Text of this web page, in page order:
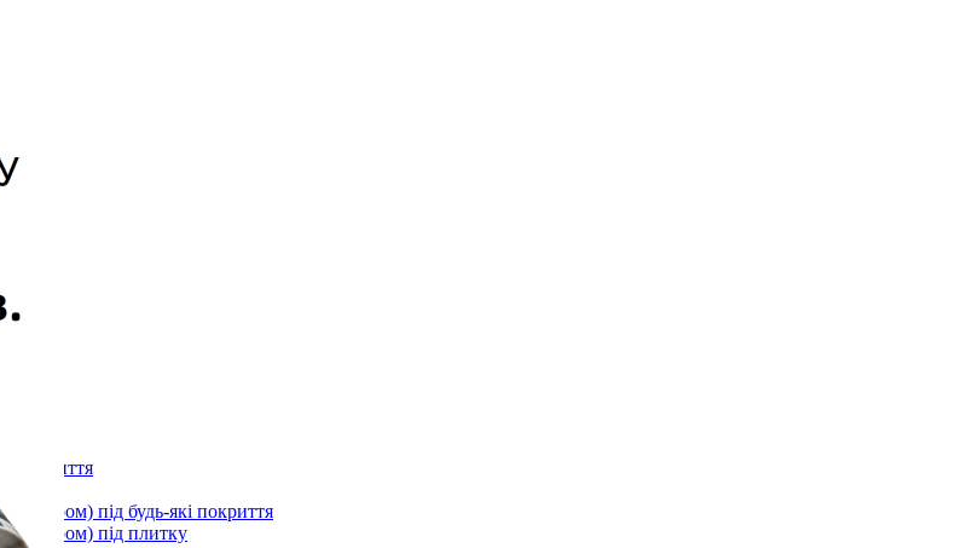
покриття
під будь-які покриття
під плитку